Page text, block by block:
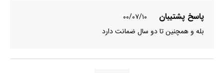
پاسخ پشتیبان
۰۰/۰۷/۱۰
بله و همچنین تا دو سال ضمانت دارد